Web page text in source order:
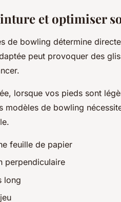
et optimiser
de bowling détermine
peut provoquer des
lorsque vos pieds sont
modèles de bowling
feuille de papier
perpendiculaire
long